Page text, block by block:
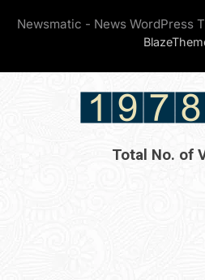
Newsmatic - News WordPress
Total No. of